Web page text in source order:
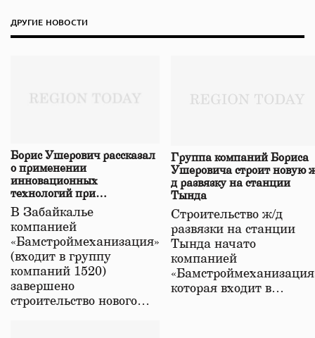
ДРУГИЕ НОВОСТИ
Борис Ушерович рассказал
о применении
инновационных
технологий при
строительстве нового моста
в Забайкалье
В Забайкалье
компанией
«Бамстроймеханизация»
(входит в группу
компаний 1520)
завершено
строительство нового…
Группа компаний Бориса
Ушеровича строит новую
д развязку на станции
Тында
Строительство ж/д
развязки на станции
Тында начато
компанией
которая входит в…